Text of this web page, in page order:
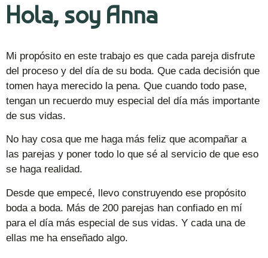
Hola, soy Anna
Mi propósito en este trabajo es que cada pareja disfrute
del proceso y del día de su boda. Que cada decisión que
tomen haya merecido la pena. Que cuando todo pase,
tengan un recuerdo muy especial del día más importante
de sus vidas.
No hay cosa que me haga más feliz que acompañar a
las parejas y poner todo lo que sé al servicio de que eso
se haga realidad.
Desde que empecé, llevo construyendo ese propósito
boda a boda. Más de 200 parejas han confiado en mí
para el día más especial de sus vidas. Y cada una de
ellas me ha enseñado algo.